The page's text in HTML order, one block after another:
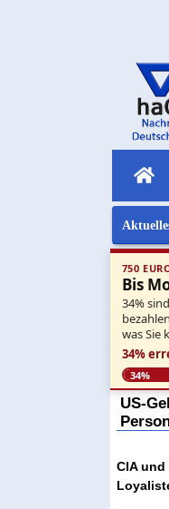
+++
750
Bis
34%
was Sie
34%
34%
US-
CIA